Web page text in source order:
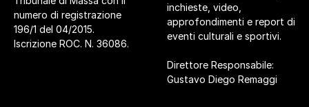
numero di registrazione
196/1 del 04/2015.
Iscrizione ROC. N. 36086.
inchieste, video,
approfondimenti e report di
eventi culturali e sportivi.
Direttore Responsabile:
Gustavo Diego Remaggi